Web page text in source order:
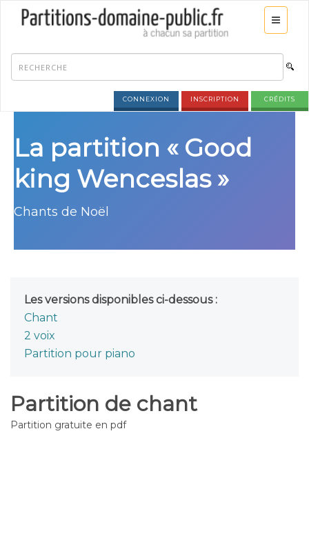
CONNEXION INSCRIPTION CRÉDITS
La partition « Good
king Wenceslas »
Chants de Noël
Les versions disponibles ci-dessous :
Chant
2 voix
Partition pour piano
Partition de chant
Partition gratuite en pdf